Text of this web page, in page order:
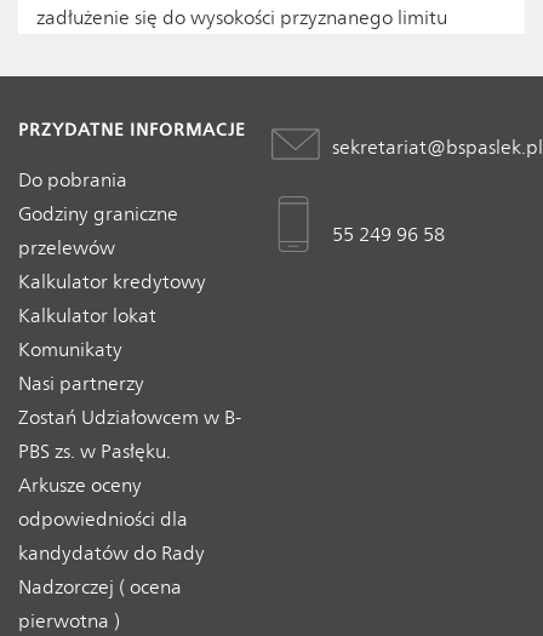
zadłużenie się do wysokości przyznanego limitu
PRZYDATNE INFORMACJE
Do pobrania
Godziny graniczne
przelewów
Kalkulator kredytowy
Kalkulator lokat
Komunikaty
Nasi partnerzy
Zostań Udziałowcem w B-
PBS zs. w Pasłęku.
Arkusze oceny
odpowiedniości dla
kandydatów do Rady
Nadzorczej ( ocena
pierwotna )
sekretariat@bspaslek.pl
55 249 96 58